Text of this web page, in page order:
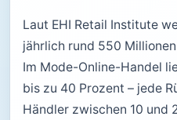
Laut EHI Retail Institute
jährlich rund 550
Im Mode-Online-Handel
bis zu 40 Prozent – jede
Händler zwischen 10 und